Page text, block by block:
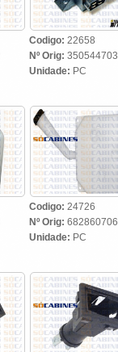
Codigo: 22658
Nº Orig:
Unidade: PC
Codigo: 24726
Nº Orig:
Unidade: PC